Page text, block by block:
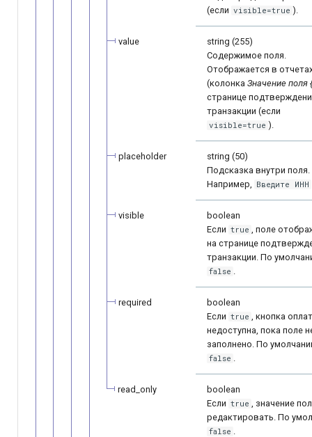
(если visible=true ).
value
string (255)
Содержимое поля.
Отображается в
(колонка Значение поля
странице
транзакции (если
visible=true ).
placeholder
string (50)
Подсказка внутри поля.
Например, Введите ИНН
visible
boolean
Если true , поле
на странице
транзакции. По
false .
required
boolean
Если true , кнопка
недоступна, пока поле
заполнено. По
false .
read_only
boolean
Если true , значение
редактировать. По
false .